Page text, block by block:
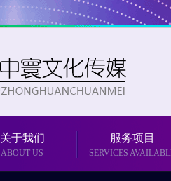
关于我们
ABOUT US
服务项目
SERVICES